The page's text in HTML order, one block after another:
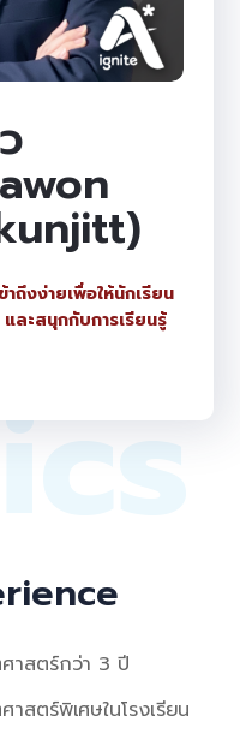
ถึงง่ายเพื่อให้นักเรียน
ละสนุกกับการเรียนรู้
าสตร์กว่า 3 ปี
สตร์พิเศษในโรงเรียน